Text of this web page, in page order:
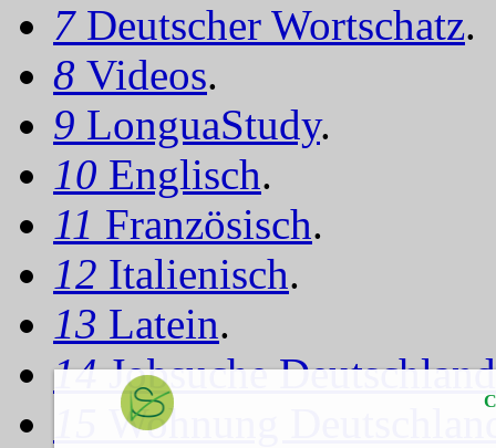
7 Deutscher Wortschatz.
8 Videos.
9 LonguaStudy.
10 Englisch.
11 Französisch.
12 Italienisch.
13 Latein.
14Jobsuche Deutschland
Wohnung